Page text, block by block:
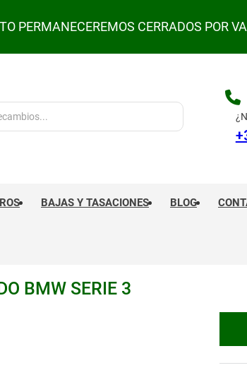
PERMANECEREMOS CERRADOS POR
BAJAS Y TASACIONES BLOG
BMW SERIE 3